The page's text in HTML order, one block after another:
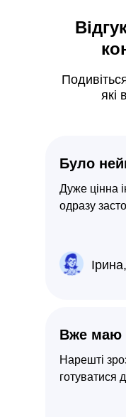
які
Було
Дуже цінна
одразу
Вже
Нарешті
готуватися